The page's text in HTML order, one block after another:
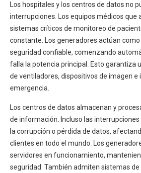
Los hospitales y los centros de datos no
interrupciones. Los equipos médicos que
sistemas críticos de monitoreo de
constante. Los generadores actúan como
seguridad confiable, comenzando
falla la potencia principal. Esto garantiza
de ventiladores, dispositivos de imagen e
emergencia.
Los centros de datos almacenan y
de información. Incluso las
la corrupción o pérdida de datos,
clientes en todo el mundo. Los
servidores en funcionamiento,
seguridad. También admiten sistemas